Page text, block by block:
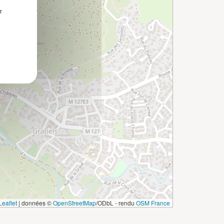
| données ©OpenStreetMap/ODbL - rendu OSM France